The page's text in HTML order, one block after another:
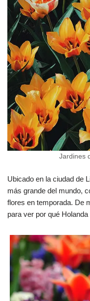
Jardines
Ubicado en la ciudad de
más grande del mundo,
flores en temporada. De
para ver por qué